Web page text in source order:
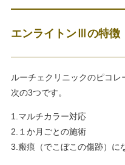
エンライトンⅢの特徴
ルーチェクリニックのピコ
次の3つです。
1.マルチカラー対応
2.１か月ごとの施術
3.瘢痕（でこぼこの傷跡）に